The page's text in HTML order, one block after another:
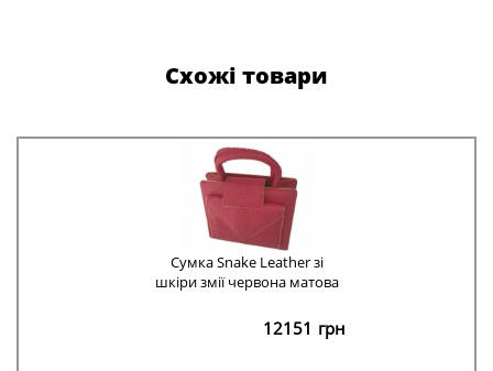
Схожі товари
Сумка Snake Leather зі
шкіри змії червона матова
12151 грн